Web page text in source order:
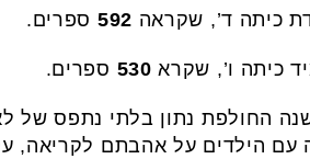
כיתה ד’, שקראה 592 ספרים.
כיתה ו’, שקרא 530 ספרים.
עם הילדים על אהבתם לקריאה,